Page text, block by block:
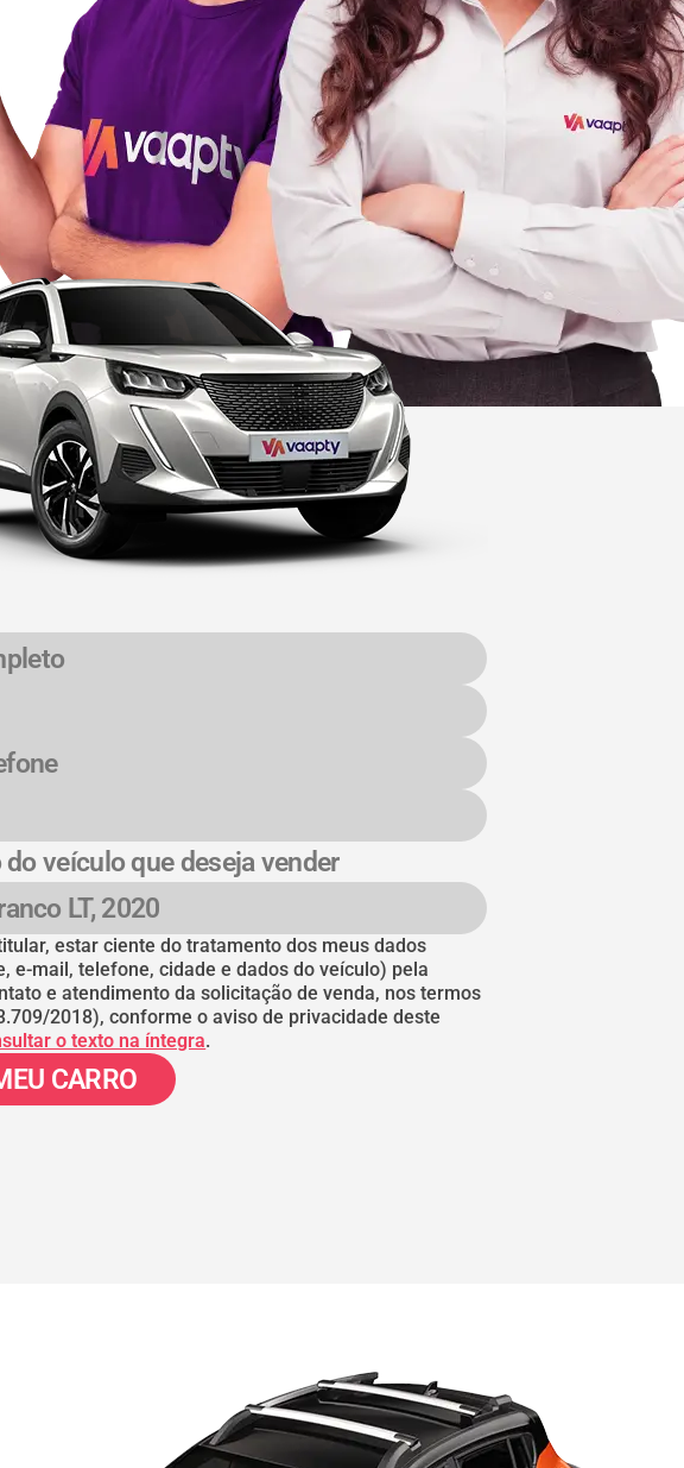
veículo que deseja vender
veículo
estar ciente do tratamento dos meus dados
e-mail, telefone, cidade e dados do veículo) pela
e atendimento da solicitação de venda, nos termos
2018), conforme o aviso de privacidade deste
o texto na íntegra.
CARRO